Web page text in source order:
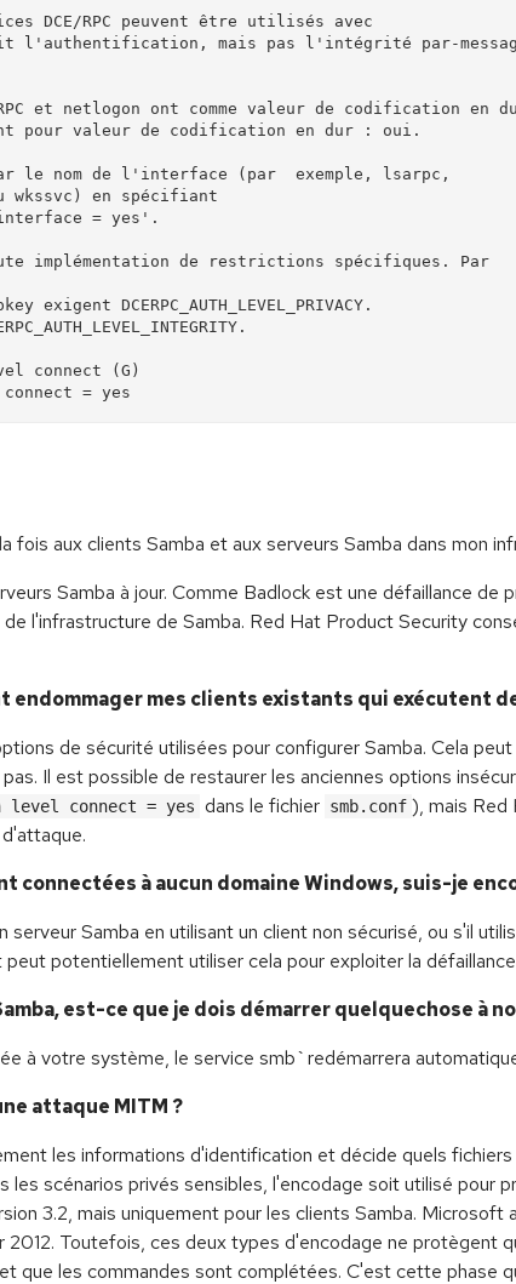
fournit l'authentification, mais pas l'intégrité par-
et netlogon ont comme valeur de codification en
le nom de l'interface (par  exemple, lsarpc,
implémentation de restrictions spécifiques. Par
aux clients Samba et aux serveurs Samba dans mon
Samba à jour. Comme Badlock est une défaillance de
l'infrastructure de Samba. Red Hat Product Security
mes clients existants qui exécutent
de sécurité utilisées pour configurer Samba. Cela
Il est possible de restaurer les anciennes options
level connect = yes dans le fichier smb.conf ), mais Red
connectées à aucun domaine Windows, suis-je
serveur Samba en utilisant un client non sécurisé, ou s'il
potentiellement utiliser cela pour exploiter la
est-ce que je dois démarrer quelquechose à
à votre système, le service smb`redémarrera
attaque MITM ?
les informations d'identification et décide quels
les scénarios privés sensibles, l'encodage soit utilisé pour
3.2, mais uniquement pour les clients Samba.
2012. Toutefois, ces deux types d'encodage ne protègent
que les commandes sont complétées. C'est cette phase